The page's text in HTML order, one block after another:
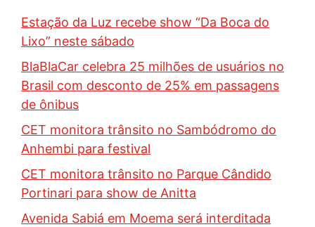
Estação da Luz recebe show “Da Boca do
Lixo” neste sábado
BlaBlaCar celebra 25 milhões de usuários no
Brasil com desconto de 25% em passagens
de ônibus
CET monitora trânsito no Sambódromo do
Anhembi para festival
CET monitora trânsito no Parque Cândido
Portinari para show de Anitta
Avenida Sabiá em Moema será interditada